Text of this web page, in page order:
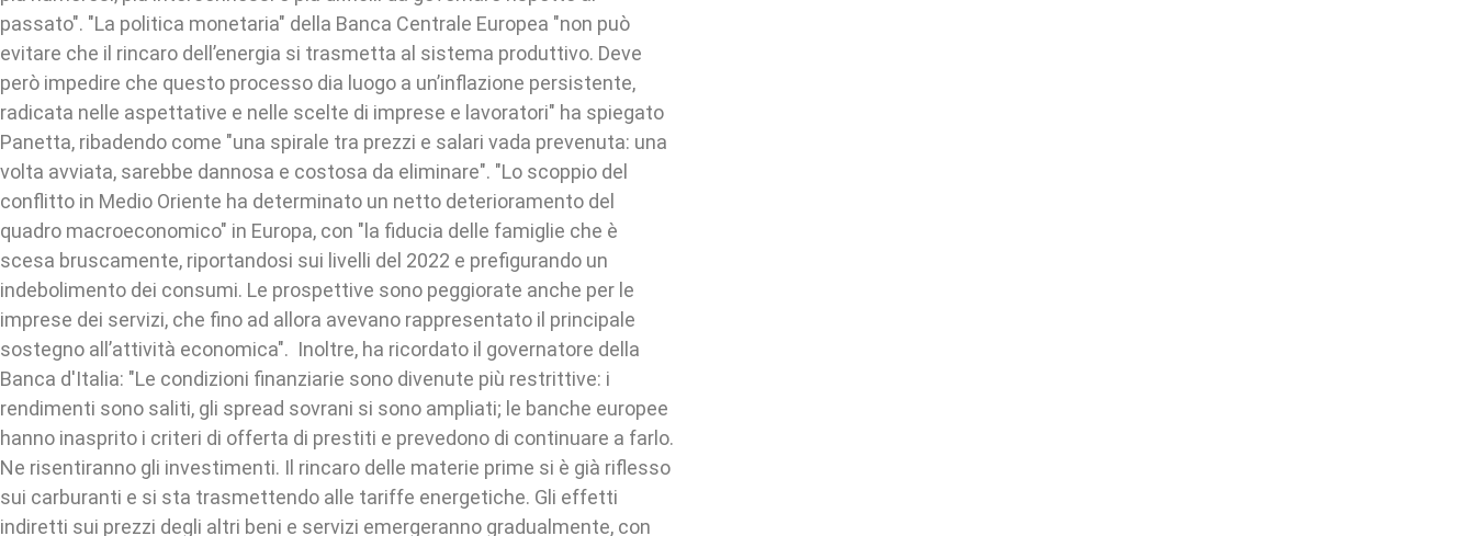
passato". "La politica monetaria" della Banca Centrale Europea "non può
evitare che il rincaro dell’energia si trasmetta al sistema produttivo. Deve
però impedire che questo processo dia luogo a un’inflazione persistente,
radicata nelle aspettative e nelle scelte di imprese e lavoratori" ha spiegato
Panetta, ribadendo come "una spirale tra prezzi e salari vada prevenuta: una
volta avviata, sarebbe dannosa e costosa da eliminare". "Lo scoppio del
conflitto in Medio Oriente ha determinato un netto deterioramento del
quadro macroeconomico" in Europa, con "la fiducia delle famiglie che è
scesa bruscamente, riportandosi sui livelli del 2022 e prefigurando un
indebolimento dei consumi. Le prospettive sono peggiorate anche per le
imprese dei servizi, che fino ad allora avevano rappresentato il principale
sostegno all’attività economica". Inoltre, ha ricordato il governatore della
Banca d'Italia: "Le condizioni finanziarie sono divenute più restrittive: i
rendimenti sono saliti, gli spread sovrani si sono ampliati; le banche europee
hanno inasprito i criteri di offerta di prestiti e prevedono di continuare a farlo.
Ne risentiranno gli investimenti. Il rincaro delle materie prime si è già riflesso
sui carburanti e si sta trasmettendo alle tariffe energetiche. Gli effetti
indiretti sui prezzi degli altri beni e servizi emergeranno gradualmente, con